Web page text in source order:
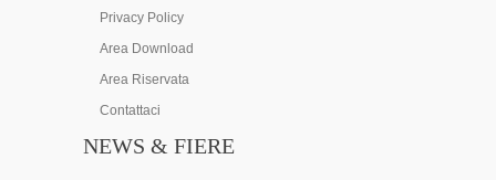
Privacy Policy
Area Download
Area Riservata
Contattaci
NEWS & FIERE